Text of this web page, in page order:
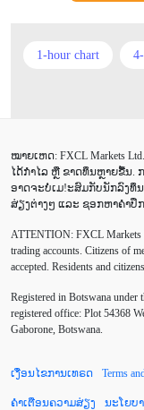
1-hour chart
Buy Stop CAD
Canadian dollar
Chinese Yuan
Default mode
ECB ECN
ໝາຍເຫດ: FXCL Markets
ໄດ້ກຳໄລ ຫຼື ຂາດທຶນຫຼາຍຂື້ນ.
ອາດຈະບໍ່ເມ!ະສົມກັບນັກລົງທຶນ
ສ່ຽງຕ່າງໆ ແລະ ຊອກຫາຄຳປຶກ
ATTENTION: FXCL Markets
trading accounts. Citizens of
accepted. Residents and
Registered in Botswana
registered office: Plot 54368
Gaborone, Botswana.
ເງື່ອນໄຂການເທຣດ Terms
ຄຳເຕືອນຄວາມສ່ຽງ ນະໂຍບ